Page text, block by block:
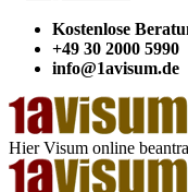
Kostenlose
+49 30 2000 5990
info@1avisum.de
Hier Visum online